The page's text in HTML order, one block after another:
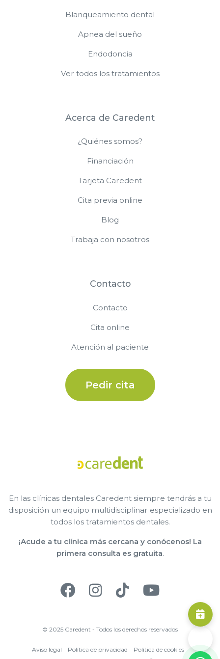
Blanqueamiento dental
Apnea del sueño
Endodoncia
Ver todos los tratamientos
Acerca de Caredent
¿Quiénes somos?
Financiación
Tarjeta Caredent
Cita previa online
Blog
Trabaja con nosotros
Contacto
Contacto
Cita online
Atención al paciente
Pedir cita
En las clínicas dentales Caredent siempre tendrás a tu
disposición un equipo multidisciplinar especializado en
todos los tratamientos dentales.
¡Acude a tu clínica más cercana y conócenos! La
primera consulta es gratuita.
© 2025 Caredent - Todos los derechos reservados
Aviso legal Política de privacidad
Política de cookies